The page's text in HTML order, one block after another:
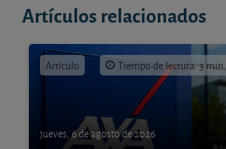
Artículos relacionados
Artículo Tiempo de lectura: 3 min.
jueves, 6 de agosto de 2026